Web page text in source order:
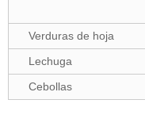
Verduras de hoja
Lechuga
Cebollas